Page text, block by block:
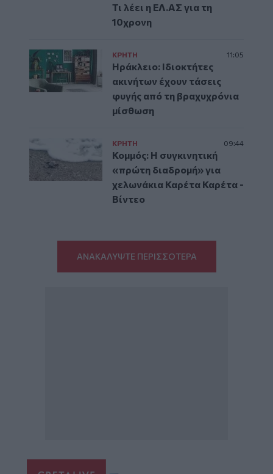
Τι λέει η ΕΛ.ΑΣ για τη
10χρονη
ΚΡΗΤΗ 11:05
Ηράκλειο: Ιδιοκτήτες
ακινήτων έχουν τάσεις
φυγής από τη βραχυχρόνια
μίσθωση
ΚΡΗΤΗ 09:44
Κομμός: Η συγκινητική
«πρώτη διαδρομή» για
χελωνάκια Καρέτα Καρέτα -
Βίντεο
ΑΝΑΚΑΛΥΨΤΕ ΠΕΡΙΣΣΟΤΕΡΑ